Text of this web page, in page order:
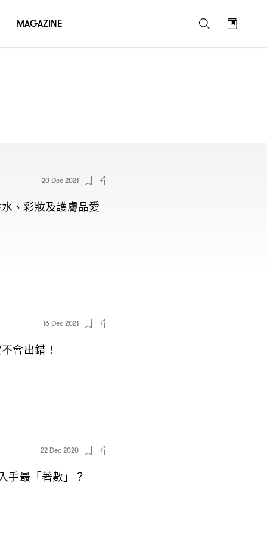
20 Dec 2021
、彩妝及護膚品愛
16 Dec 2021
會出錯 ！
22 Dec 2020
手最「著數」 ？
MAGAZINE